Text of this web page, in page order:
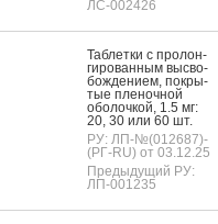
ЛС-002426
Таб­летки с про­лон­
ги­рован­ным выс­во­
бож­де­ни­ем, пок­ры­
тые пле­ноч­ной
обо­лоч­кой, 1.5 мг:
20, 30 или 60 шт.
РУ: ЛП-№(012687)-
(РГ-RU) от 03.12.25
Предыдущий РУ:
ЛП-001235